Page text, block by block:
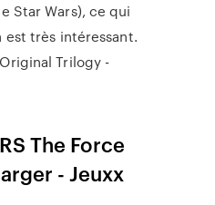
Star Wars), ce qui
très intéressant.
Trilogy -
The Force
- Jeuxx